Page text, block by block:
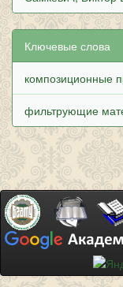
Ключевые слова
композиционные
фильтрующие